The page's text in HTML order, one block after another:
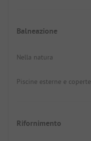
Balneazione
Nella natura
Piscine esterne e coperte
Rifornimento